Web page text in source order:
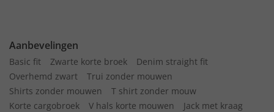
Aanbevelingen
Basic fit Zwarte korte broek
Denim straight fit
Overhemd zwart
Trui zonder mouwen
Shirts zonder mouwen
T shirt zonder mouw
Korte cargobroek
V hals korte mouwen Jack met kraag